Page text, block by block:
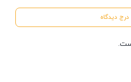
درج دیدگاه